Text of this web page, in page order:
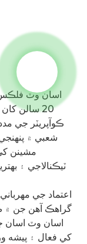
اسان وٽ فلڪس
20 سالن
ڪوآپريٽر جي
شعبي ۾
ٽيڪنالاجي ۽
اعتماد جي
گراهڪ آهن جن ۾
اسان وٽ
کي فعال ۽ پيشه